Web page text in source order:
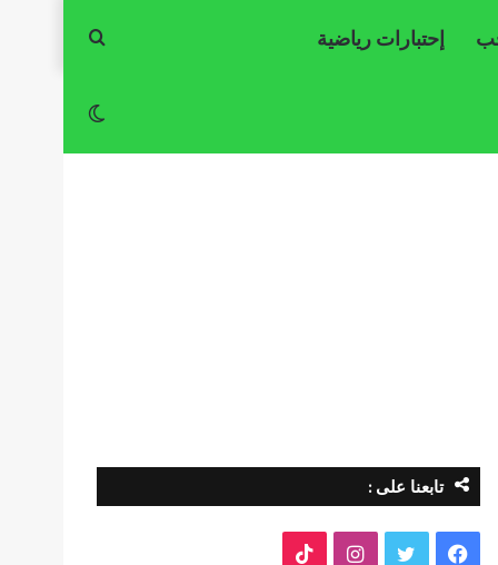
إحتبارات رياضية بحث
عن
تابعنا على :
فيسبوكتويتر انستقرام